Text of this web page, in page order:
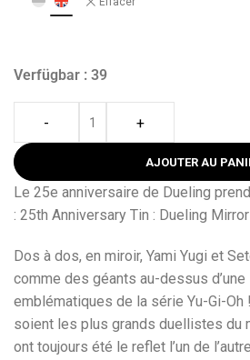
Verfügbar : 39
- +
AJOUTER AU
Le 25e anniversaire de Dueling
: 25th Anniversary Tin : Dueling
Dos à dos, en miroir, Yami Yugi et
comme des géants au-dessus
emblématiques de la série Yu-Gi-Oh
soient les plus grands duellistes du
ont toujours été le reflet l’un de